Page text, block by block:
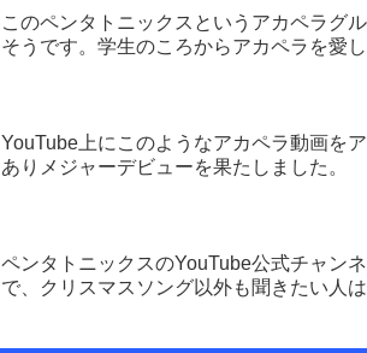
このペンタトニックスというアカペラグ
そうです。学生のころからアカペラを愛し
YouTube上にこのようなアカペラ動画を
ありメジャーデビューを果たしました。
ペンタトニックスのYouTube公式チャン
で、クリスマスソング以外も聞きたい人